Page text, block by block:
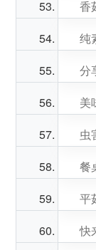
香
纯
快